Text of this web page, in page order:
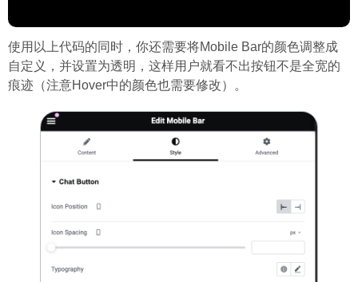
使用以上代码的同时，你还需要将Mobile Bar的颜色调整成
自定义，并设置为透明，这样用户就看不出按钮不是全宽的
痕迹（注意Hover中的颜色也需要修改）。